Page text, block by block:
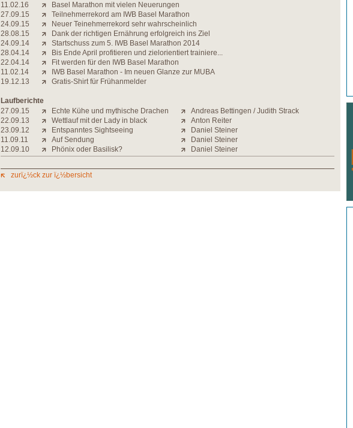
11.02.16
Basel Marathon mit vielen Neuerungen
27.09.15
Teilnehmerrekord am IWB Basel Marathon
24.09.15
Neuer Teinehmerrekord sehr wahrscheinlich
28.08.15
Dank der richtigen Ernährung erfolgreich ins Ziel
24.09.14
Startschuss zum 5. IWB Basel Marathon 2014
28.04.14
Bis Ende April profitieren und zielorientiert trainiere...
22.04.14
Fit werden für den IWB Basel Marathon
11.02.14
IWB Basel Marathon - Im neuen Glanze zur MUBA
19.12.13
Gratis-Shirt für Frühanmelder
Laufberichte
27.09.15
Echte Kühe und mythische Drachen
Andreas Bettingen / Judith Strack
22.09.13
Wettlauf mit der Lady in black
Anton Reiter
23.09.12
Entspanntes Sightseeing
Daniel Steiner
11.09.11
Auf Sendung
Daniel Steiner
12.09.10
Phönix oder Basilisk? Daniel Steiner
zurï¿½ck zur ï¿½bersicht